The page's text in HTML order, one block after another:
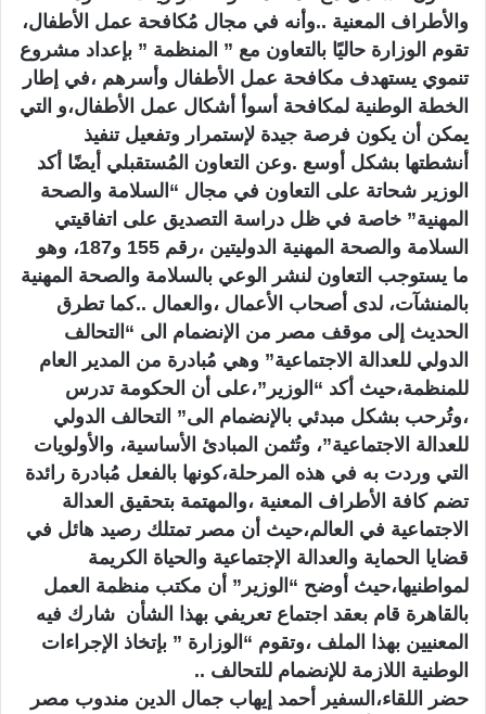
والأطراف المعنية ..وأنه في مجال مُكافحة عمل الأطفال،
تقوم الوزارة حاليًا بالتعاون مع ” المنظمة ” بإعداد مشروع
تنموي يستهدف مكافحة عمل الأطفال وأسرهم ،في إطار
الخطة الوطنية لمكافحة أسوأ أشكال عمل الأطفال،و التي
يمكن أن يكون فرصة جيدة لإستمرار وتفعيل تنفيذ
أنشطتها بشكل أوسع .وعن التعاون المُستقبلي أيضًا أكد
الوزير شحاتة على التعاون في مجال “السلامة والصحة
المهنية” خاصة في ظل دراسة التصديق على اتفاقيتي
السلامة والصحة المهنية الدوليتين ،رقم 155 و187، وهو
ما يستوجب التعاون لنشر الوعي بالسلامة والصحة المهنية
بالمنشآت، لدى أصحاب الأعمال ،والعمال ..كما تطرق
الحديث إلى موقف مصر من الإنضمام الى “التحالف
الدولي للعدالة الاجتماعية” وهي مُبادرة من المدير العام
للمنظمة،حيث أكد “الوزير”،على أن الحكومة تدرس
،وتُرحب بشكل مبدئي بالإنضمام الى” التحالف الدولي
للعدالة الاجتماعية”، وتُثمن المبادئ الأساسية، والأولويات
التي وردت به في هذه المرحلة،كونها بالفعل مُبادرة رائدة
تضم كافة الأطراف المعنية ،والمهتمة بتحقيق العدالة
الاجتماعية في العالم،حيث أن مصر تمتلك رصيد هائل في
قضايا الحماية والعدالة الإجتماعية والحياة الكريمة
لمواطنيها،حيث أوضح “الوزير” أن مكتب منظمة العمل
بالقاهرة قام بعقد اجتماع تعريفي بهذا الشأن شارك فيه
المعنيين بهذا الملف ،وتقوم “الوزارة ” بإتخاذ الإجراءات
الوطنية اللازمة للإنضمام للتحالف ..
حضر اللقاء،السفير أحمد إيهاب جمال الدين مندوب مصر